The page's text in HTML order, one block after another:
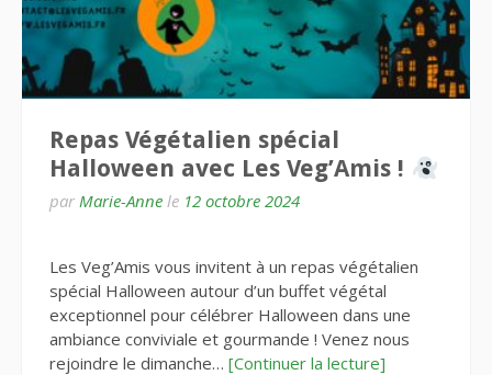
Repas Végétalien spécial
Halloween avec Les Veg’Amis !
par Marie-Anne le 12 octobre 2024
Les Veg’Amis vous invitent à un repas végétalien
spécial Halloween autour d’un buffet végétal
exceptionnel pour célébrer Halloween dans une
ambiance conviviale et gourmande ! Venez nous
rejoindre le dimanche… [Continuer la lecture]